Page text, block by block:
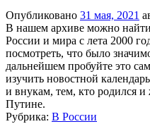
Опубликовано 31 мая, 2021
В нашем архиве можно
России и мира с лета 2000
посмотреть, что было
дальнейшем пробуйте это
изучить новостной
и внукам, тем, кто родился
Путине.
Рубрика: В России